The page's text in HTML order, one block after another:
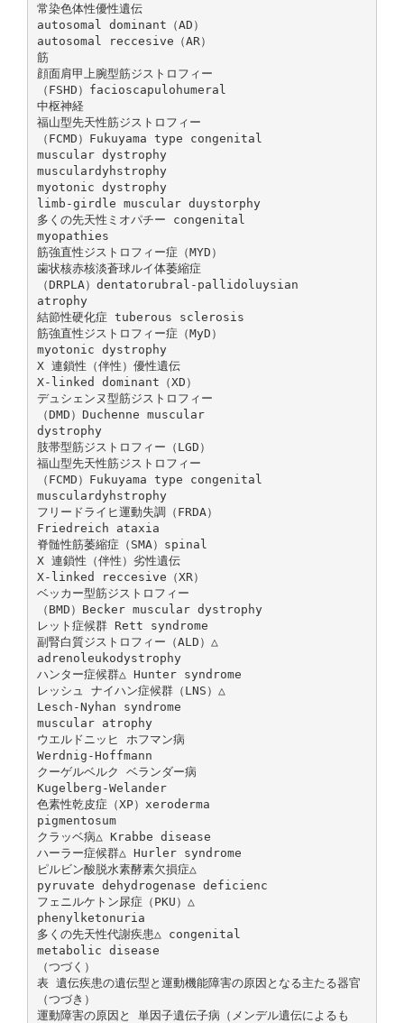
常染色体性優性遺伝
autosomal dominant（AD）
autosomal reccesive（AR）
筋
顔面肩甲上腕型筋ジストロフィー
（FSHD）facioscapulohumeral
中枢神経
福山型先天性筋ジストロフィー
（FCMD）Fukuyama type congenital
muscular dystrophy
musculardyhstrophy
myotonic dystrophy
limb-girdle muscular duystorphy
多くの先天性ミオパチー congenital
myopathies
筋強直性ジストロフィー症（MYD）
歯状核赤核淡蒼球ルイ体萎縮症
（DRPLA）dentatorubral-pallidoluysian
atrophy
結節性硬化症 tuberous sclerosis
筋強直性ジストロフィー症（MyD）
myotonic dystrophy
X 連鎖性（伴性）優性遺伝
X-linked dominant（XD）
デュシェンヌ型筋ジストロフィー
（DMD）Duchenne muscular
dystrophy
肢帯型筋ジストロフィー（LGD）
福山型先天性筋ジストロフィー
（FCMD）Fukuyama type congenital
musculardyhstrophy
フリードライヒ運動失調（FRDA）
Friedreich ataxia
脊髄性筋萎縮症（SMA）spinal
X 連鎖性（伴性）劣性遺伝
X-linked reccesive（XR）
ベッカー型筋ジストロフィー
（BMD）Becker muscular dystrophy
レット症候群 Rett syndrome
副腎白質ジストロフィー（ALD）△
adrenoleukodystrophy
ハンター症候群△ Hunter syndrome
レッシュ ナイハン症候群（LNS）△
Lesch-Nyhan syndrome
muscular atrophy
ウエルドニッヒ ホフマン病
Werdnig-Hoffmann
クーゲルベルク ベランダー病
Kugelberg-Welander
色素性乾皮症（XP）xeroderma
pigmentosum
クラッベ病△ Krabbe disease
ハーラー症候群△ Hurler syndrome
ピルビン酸脱水素酵素欠損症△
pyruvate dehydrogenase deficienc
フェニルケトン尿症（PKU）△
phenylketonuria
多くの先天性代謝疾患△ congenital
metabolic disease
（つづく）
表 遺伝疾患の遺伝型と運動機能障害の原因となる主たる器官
（つづき）
運動障害の原因と 単因子遺伝子病（メンデル遺伝によるも